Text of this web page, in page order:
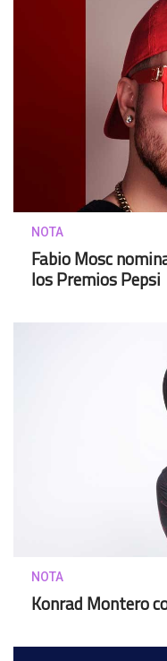
NOTA
Fabio Mosc
los Premios Pepsi
NOTA
Konrad Montero